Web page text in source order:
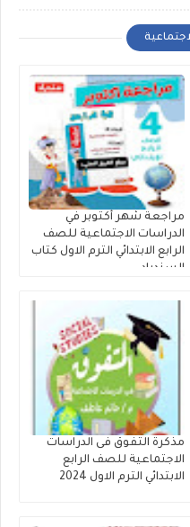
مراجعة شهر أكتوبر في
الدراسات الاجتماعية للصف
الرابع الابتدائي الترم الاول كتاب
السندباد
مذكرة التفوق فى الدراسات
الاجتماعية للصف الرابع
الابتدائي الترم الاول 2024